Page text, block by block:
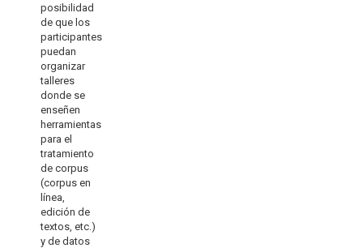
posibilidad
de que los
participantes
puedan
organizar
talleres
donde se
enseñen
herramientas
para el
tratamiento
de corpus
(corpus en
línea,
edición de
textos, etc.)
y de datos